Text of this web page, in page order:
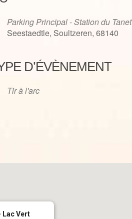
Parking Principal - Station du
Seestaedtle, Soultzeren, 68140
D’ÉVÈNEMENT
Tir à l'arc
Lac Vert